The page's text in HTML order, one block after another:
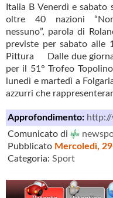
Italia B Venerdì e
oltre 40 nazioni
nessuno”, parola di
previste per sabato alle
Pittura Dalle due
per il 51° Trofeo
lunedì e martedì a
azzurri che
Approfondimento:
Comunicato di
Pubblicato Mercoledì,
Categoria: Sport